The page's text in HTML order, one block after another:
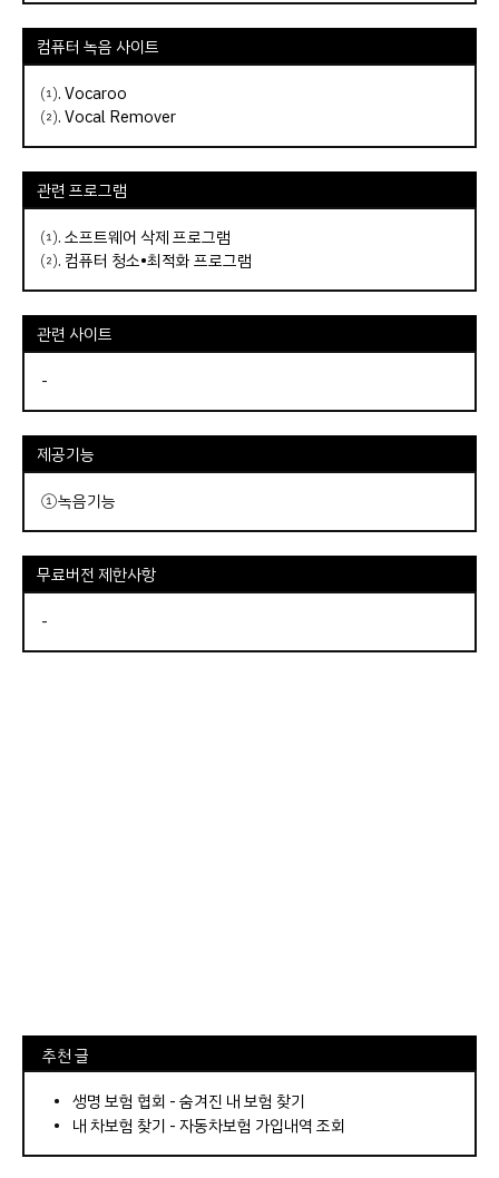
컴퓨터 녹음 사이트
⑴.Vocaroo
⑵.Vocal Remover
관련 프로그램
⑴.소프트웨어 삭제 프로그램
⑵. 컴퓨터 청소•최적화 프로그램
관련 사이트
-
제공기능
①녹음기능
무료버전 제한사항
-
⠀추천 글
⠀­­­­­­­­؜؜؜؜­­­­­­­­؜؜؜؜• 생명 보험 협회 - 숨겨진 내 보험 찾기
내 차보험 찾기 - 자동차보험 가입내역 조회